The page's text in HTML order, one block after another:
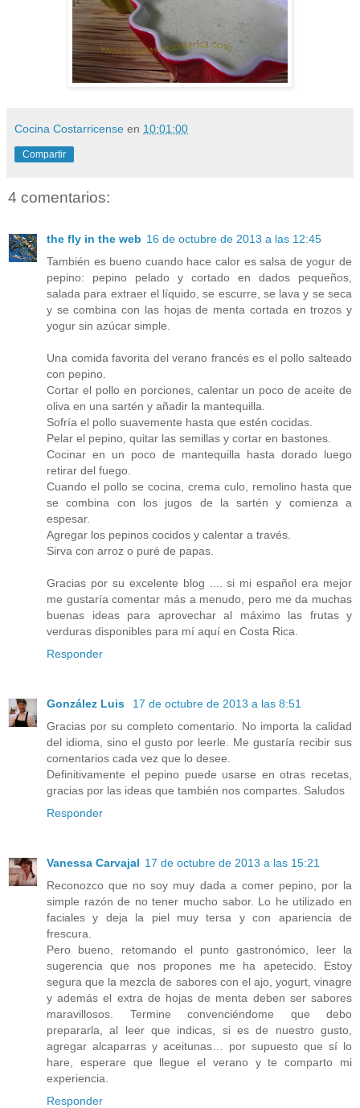
Cocina Costarricense en 10:01:00
Compartir
4 comentarios:
the fly in the web 16 de octubre de 2013 a las 12:45
También es bueno cuando hace calor es salsa de yogur de
pepino: pepino pelado y cortado en dados pequeños,
salada para extraer el líquido, se escurre, se lava y se seca
y se combina con las hojas de menta cortada en trozos y
yogur sin azúcar simple.
Una comida favorita del verano francés es el pollo salteado
con pepino.
Cortar el pollo en porciones, calentar un poco de aceite de
oliva en una sartén y añadir la mantequilla.
Sofría el pollo suavemente hasta que estén cocidas.
Pelar el pepino, quitar las semillas y cortar en bastones.
Cocinar en un poco de mantequilla hasta dorado luego
retirar del fuego.
Cuando el pollo se cocina, crema culo, remolino hasta que
se combina con los jugos de la sartén y comienza a
espesar.
Agregar los pepinos cocidos y calentar a través.
Sirva con arroz o puré de papas.
Gracias por su excelente blog .... si mi español era mejor
me gustaría comentar más a menudo, pero me da muchas
buenas ideas para aprovechar al máximo las frutas y
verduras disponibles para mí aquí en Costa Rica.
Responder
González Luis
17 de octubre de 2013 a las 8:51
Gracias por su completo comentario. No importa la calidad
del idioma, sino el gusto por leerle. Me gustaría recibir sus
comentarios cada vez que lo desee.
Definitivamente el pepino puede usarse en otras recetas,
gracias por las ideas que también nos compartes. Saludos
Responder
Vanessa Carvajal 17 de octubre de 2013 a las 15:21
Reconozco que no soy muy dada a comer pepino, por la
simple razón de no tener mucho sabor. Lo he utilizado en
faciales y deja la piel muy tersa y con apariencia de
frescura.
Pero bueno, retomando el punto gastronómico, leer la
sugerencia que nos propones me ha apetecido. Estoy
segura que la mezcla de sabores con el ajo, yogurt, vinagre
y además el extra de hojas de menta deben ser sabores
maravillosos. Termine convenciéndome que debo
prepararla, al leer que indicas, si es de nuestro gusto,
agregar alcaparras y aceitunas… por supuesto que sí lo
hare, esperare que llegue el verano y te comparto mi
experiencia.
Responder